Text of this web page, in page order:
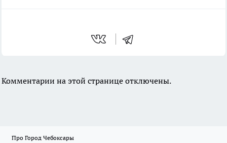
Комментарии на этой странице отключены.
Про Город Чебоксары